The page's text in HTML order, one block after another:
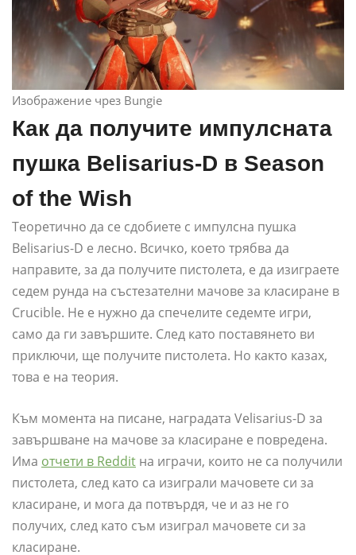
Изображение чрез Bungie
Как да получите импулсната
пушка Belisarius-D в Season
of the Wish
Теоретично да се сдобиете с импулсна пушка
Belisarius-D е лесно. Всичко, което трябва да
направите, за да получите пистолета, е да изиграете
седем рунда на състезателни мачове за класиране в
Crucible. Не е нужно да спечелите седемте игри,
само да ги завършите. След като поставянето ви
приключи, ще получите пистолета. Но както казах,
това е на теория.
Към момента на писане, наградата Velisarius-D за
завършване на мачове за класиране е повредена.
Има отчети в Reddit на играчи, които не са получили
пистолета, след като са изиграли мачовете си за
класиране, и мога да потвърдя, че и аз не го
получих, след като съм изиграл мачовете си за
класиране.